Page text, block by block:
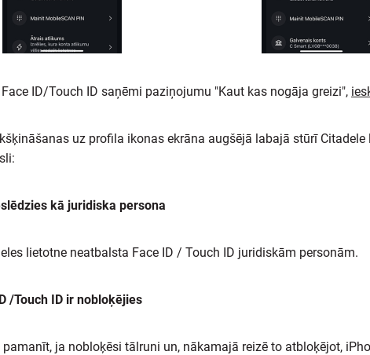
ID/Touch ID saņēmi paziņojumu "Kaut kas nogāja greizi",
uz profila ikonas ekrāna augšējā labajā stūrī
kā juridiska persona
lietotne neatbalsta Face ID / Touch ID juridiskām personām.
/Touch ID ir nobloķējies
ja nobloķēsi tālruni un, nākamajā reizē to atbloķējot,